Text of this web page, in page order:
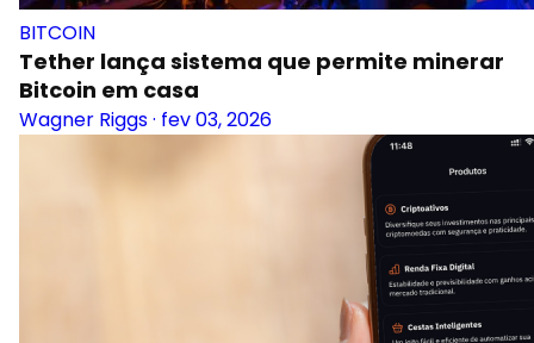
BITCOIN
Tether lança sistema que permite minerar
Bitcoin em casa
Wagner Riggs· fev 03, 2026